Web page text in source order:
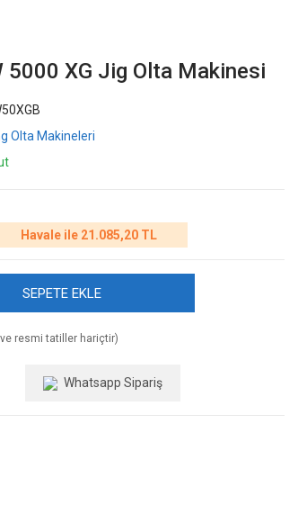
5000 XG Jig Olta Makinesi
Olta Makineleri
Havale ile 21.085,20 TL
SEPETE EKLE
resmi tatiller hariçtir)
Whatsapp Sipariş